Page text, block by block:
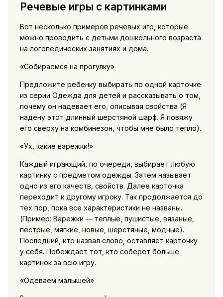
Речевые игры с картинками
Вот несколько примеров речевых игр, которые
можно проводить с детьми дошкольного возраста
на логопедических занятиях и дома.
«Собираемся на прогулку»
Предложите ребенку выбирать по одной карточке
из серии Одежда для детей и рассказывать о том,
почему он надевает его, описывая свойства (Я
надену этот длинный шерстяной шарф. Я повяжу
его сверху на комбинезон, чтобы мне было тепло).
«Ух, какие варежки!»
Каждый играющий, по очереди, выбирает любую
картинку с предметом одежды. Затем называет
одно из его качеств, свойств. Далее карточка
переходит к другому игроку. Так продолжается до
тех пор, пока все характеристики не названы.
(Пример: Варежки — теплые, пушистые, вязаные,
пестрые, мягкие, новые, шерстяные, модные).
Последний, кто назвал слово, оставляет карточку
у себя. Побеждает тот, кто соберет больше
картинок за всю игру.
«Одеваем малышей»